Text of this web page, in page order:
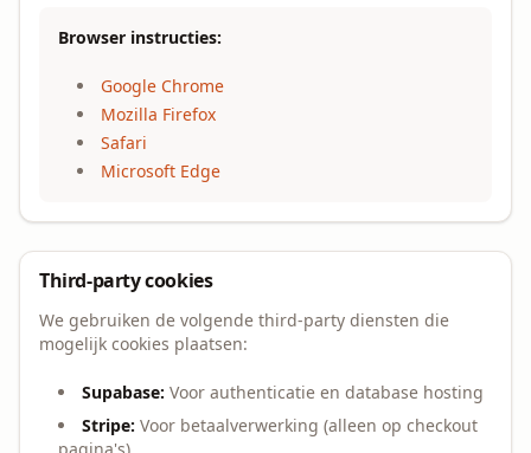
Browser instructies:
Google Chrome
Mozilla Firefox
Safari
Microsoft Edge
Third-party cookies
We gebruiken de volgende third-party diensten die
mogelijk cookies plaatsen:
Supabase: Voor authenticatie en database hosting
Stripe: Voor betaalverwerking (alleen op checkout